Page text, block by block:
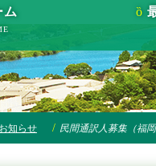
ム
知らせ 民間通訳人募集（福